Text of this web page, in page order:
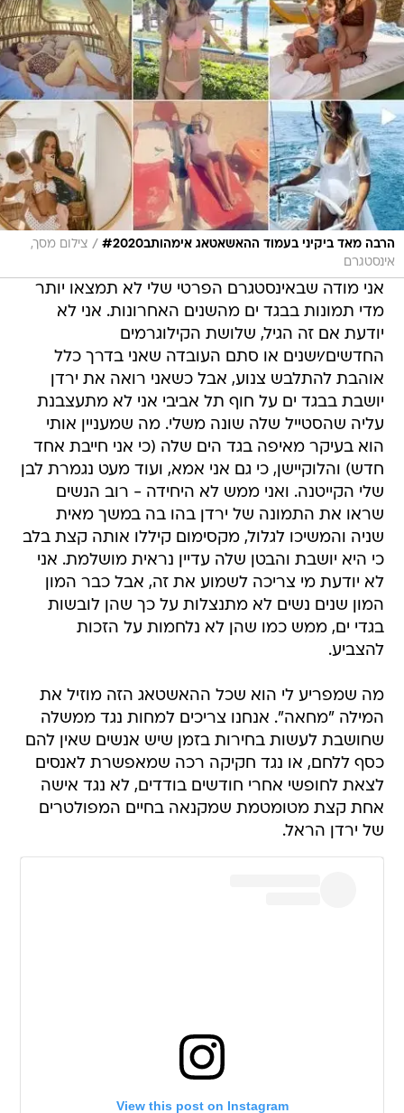
הרבה מאד ביקיני בעמוד ההאשאטאג אימהותב#2020 / צילום מסך,
אינסטגרם
אני מודה שבאינסטגרם הפרטי שלי לא תמצאו יותר
מדי תמונות בבגד ים מהשנים האחרונות. אני לא
יודעת אם זה הגיל, שלושת הקילוגרמים
החדשים/ישנים או סתם העובדה שאני בדרך כלל
אוהבת להתלבש צנוע, אבל כשאני רואה את ירדן
יושבת בבגד ים על חוף תל אביבי אני לא מתעצבנת
עליה שהסטייל שלה שונה משלי. מה שמעניין אותי
הוא בעיקר מאיפה בגד הים שלה (כי אני חייבת אחד
חדש) והלוקיישן, כי גם אני אמא, ועוד מעט נגמרת לבן
שלי הקייטנה. ואני ממש לא היחידה - רוב הנשים
שראו את התמונה של ירדן בהו בה במשך מאית
שניה והמשיכו לגלול, מקסימום קיללו אותה קצת בלב
כי היא יושבת והבטן שלה עדיין נראית מושלמת. אני
לא יודעת מי צריכה לשמוע את זה, אבל כבר המון
המון שנים נשים לא מתנצלות על כך שהן לובשות
בגדי ים, ממש כמו שהן לא נלחמות על הזכות
להצביע.
מה שמפריע לי הוא שכל ההאשטאג הזה מוזיל את
המילה "מחאה". אנחנו צריכים למחות נגד ממשלה
שחושבת לעשות בחירות בזמן שיש אנשים שאין להם
כסף ללחם, או נגד חקיקה רכה שמאפשרת לאנסים
לצאת לחופשי אחרי חודשים בודדים, לא נגד אישה
אחת קצת מטומטמת שמקנאה בחיים המפולטרים
של ירדן הראל.
View this post on Instagram